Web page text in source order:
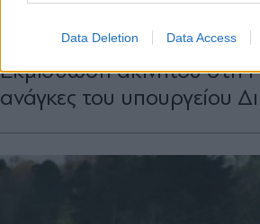
Data Deletion Data Access
PARAPOLITIKA NEWSROOM
Εκμίσθωση ακινήτου στη
ανάγκες του υπουργείου